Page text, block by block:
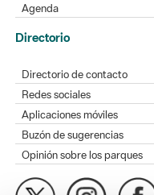
Agenda
Directorio
Directorio de contacto
Redes sociales
Aplicaciones móviles
Buzón de sugerencias
Opinión sobre los parques